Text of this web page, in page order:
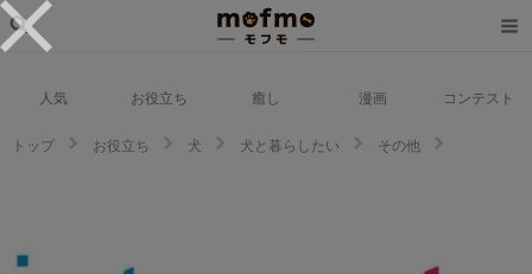
人気 お役立ち 癒し 漫画 コンテスト
トップ お役立ち 犬 犬と暮らしたい
その他